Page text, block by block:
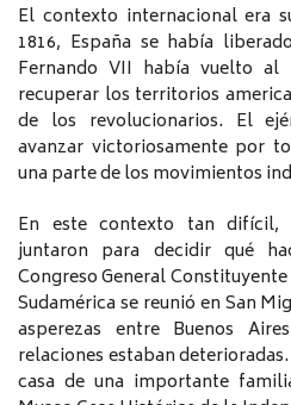
El contexto internacional era
1816, España se había
Fernando VII había vuelto
recuperar los territorios
de los revolucionarios. El
avanzar victoriosamente por
una parte de los movimientos
En este contexto tan difícil,
juntaron para decidir qué
Congreso General
Sudamérica se reunió en San
asperezas entre Buenos
relaciones estaban
casa de una importante